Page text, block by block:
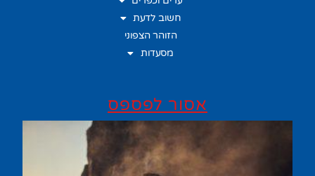
חשוב לדעת
הזוהר הצפוני
מסעדות
אסור לפספס